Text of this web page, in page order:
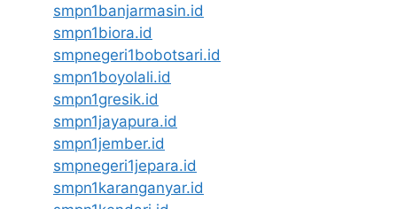
smpn1banjarmasin.id
smpn1biora.id
smpnegeri1bobotsari.id
smpn1boyolali.id
smpn1gresik.id
smpn1jayapura.id
smpn1jember.id
smpnegeri1jepara.id
smpn1karanganyar.id